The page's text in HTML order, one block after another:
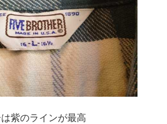
紫のラインが最高